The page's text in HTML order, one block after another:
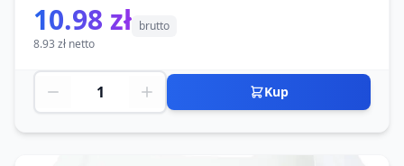
10.98 zł brutto
8.93 zł netto
Kup